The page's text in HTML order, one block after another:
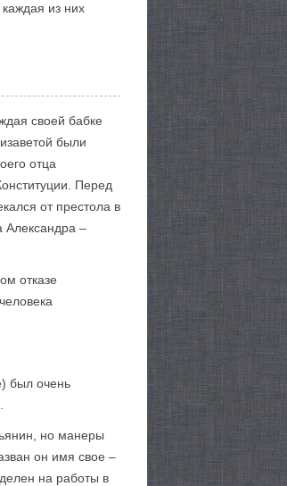
из них
своей бабке
были
отца
Перед
от престола в
Александра –
отказе
был очень
но манеры
он имя свое –
на работы в